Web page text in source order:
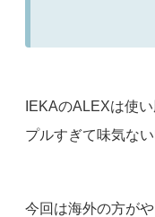
IEKAのALEXは使
プルすぎて味気ない
今回は海外の方が